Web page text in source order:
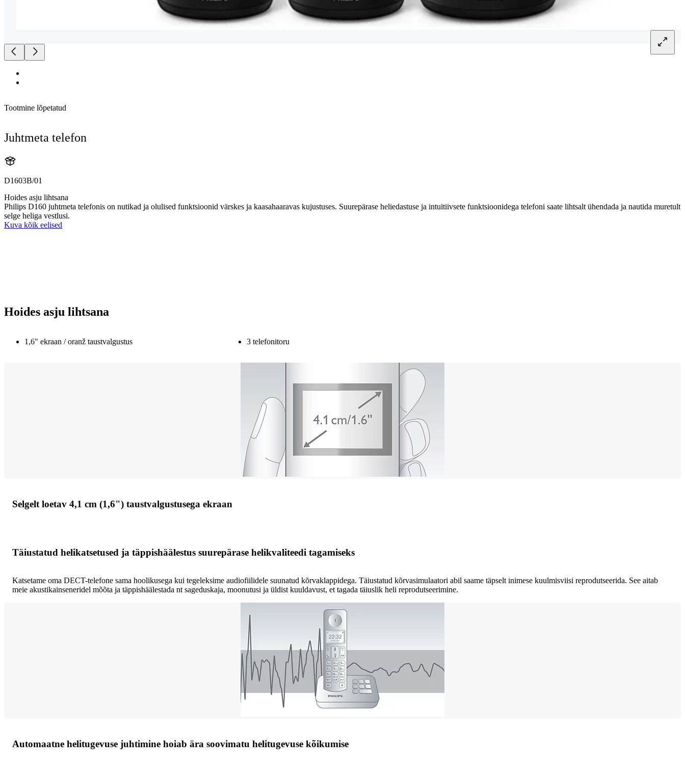
Tootmine lõpetatud
Juhtmeta telefon
D1603B/01
Hoides asju lihtsana
Philips D160 juhtmeta telefonis on nutikad ja olulised funktsioonid värskes ja kaasahaaravas kujustuses. Suurepärase heliedastuse ja intuitiivsete funktsioonidega telefoni saate lihtsalt ühendada ja nautida muretult
selge heliga vestlusi.
Kuva kõik eelised
Hoides asju lihtsana
1,6" ekraan / oranž taustvalgustus 3 telefonitoru
Selgelt loetav 4,1 cm (1,6") taustvalgustusega ekraan
Täiustatud helikatsetused ja täppishäälestus suurepärase helikvaliteedi tagamiseks
Katsetame oma DECT-telefone sama hoolikusega kui tegeleksime audiofiilidele suunatud kõrvaklappidega. Täiustatud kõrvasimulaatori abil saame täpselt inimese kuulmisviisi reprodutseerida. See aitab
meie akustikainseneridel mõõta ja täppishäälestada nt sageduskaja, moonutusi ja üldist kuuldavust, et tagada täiuslik heli reprodutseerimine.
Automaatne helitugevuse juhtimine hoiab ära soovimatu helitugevuse kõikumise